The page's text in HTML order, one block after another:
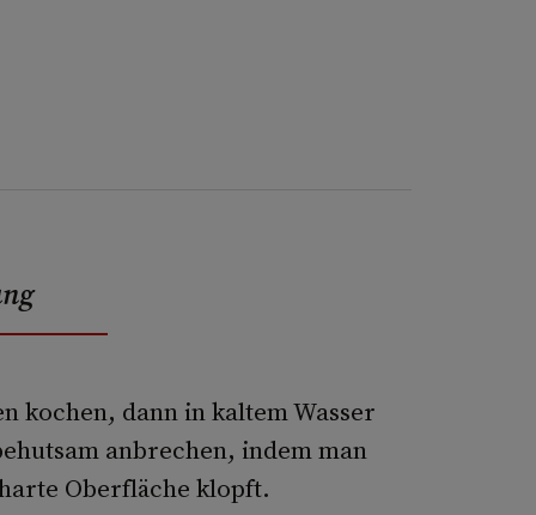
kochen, dann in kaltem Wasser
anbrechen, indem man
Oberfläche klopft.